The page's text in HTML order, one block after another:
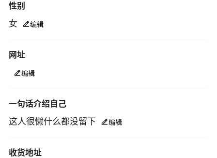
性别
女 编辑
网址
编辑
一句话介绍自己
这人很懒什么都没留下 编辑
收货地址